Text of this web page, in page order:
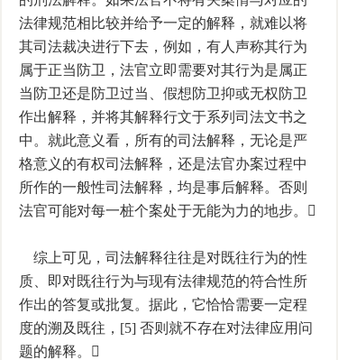
法律规范相比较并给予一定的解释，就难以将
其司法裁决进行下去，例如，有人声称其行为
属于正当防卫，法官立即需要对其行为是属正
当防卫还是防卫过当、假想防卫抑或无权防卫
作出解释，并将其解释行文于系列司法文书之
中。就此意义看，所有的司法解释，无论是严
格意义的有权司法解释，还是法官办案过程中
所作的一般性司法解释，均是事后解释。否则
法官可能对每一桩个案处于无能为力的地步。
综上可见，司法解释往往是对既往行为的性
质、即对既往行为与现有法律规范的符合性所
作出的答复或批复。据此，它恰恰需要一定程
度的溯及既往，[5] 否则就不存在对法律应用问
题的解释。